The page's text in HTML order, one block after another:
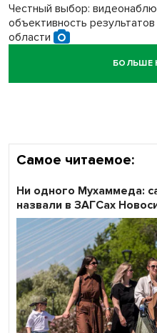
Честный выбор:
объективность
области
Кибертанки пошли в бой:
БОЛЬШЕ
Самое читаемое:
Ни одного Мухаммеда:
назвали в ЗАГСах